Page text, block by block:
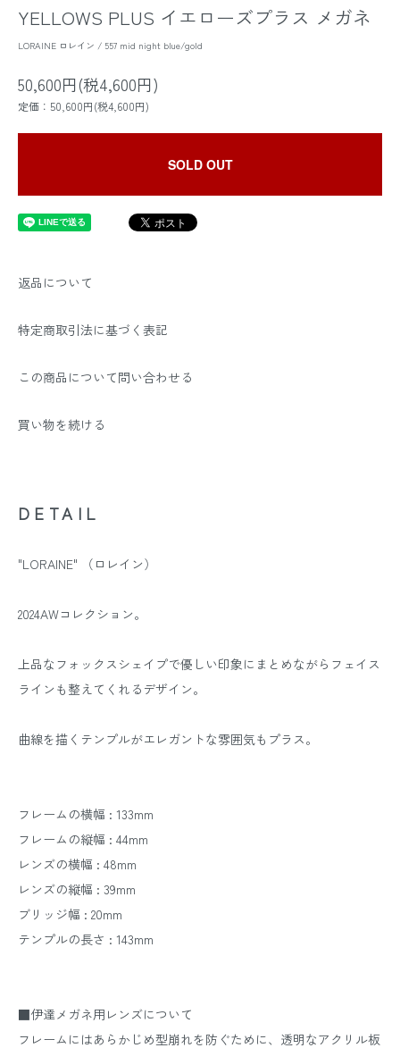
YELLOWS PLUS イエローズプラス メガネ
LORAINE ロレイン / 557 mid night blue/gold
50,600円(税4,600円)
定価：50,600円(税4,600円)
SOLD OUT
返品について
特定商取引法に基づく表記
この商品について問い合わせる
買い物を続ける
DETAIL
"LORAINE" （ロレイン）
2024AWコレクション。
上品なフォックスシェイプで優しい印象にまとめながらフェイス
ラインも整えてくれるデザイン。
曲線を描くテンプルがエレガントな雰囲気もプラス。
フレームの横幅 : 133mm
フレームの縦幅 : 44mm
レンズの横幅 : 48mm
レンズの縦幅 : 39mm
ブリッジ幅 : 20mm
テンプルの長さ : 143mm
■伊達メガネ用レンズについて
フレームにはあらかじめ型崩れを防ぐために、透明なアクリル板